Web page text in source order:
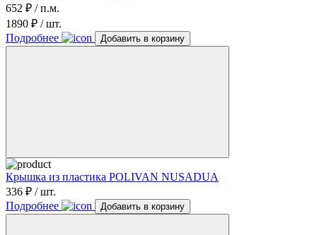
652 ₽ / п.м.
1890 ₽ / шт.
Подробнее
Добавить в корзину
Крышка из пластика POLIVAN NUSADUA
336 ₽ / шт.
Подробнее
Добавить в корзину